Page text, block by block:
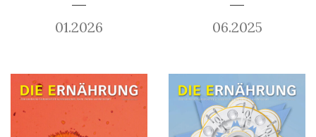
01.2026 06.2025